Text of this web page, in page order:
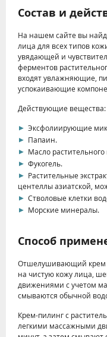
Состав и
На нашем сайте вы
лица для всех типов
увядающей и
ферментов
входят увлажняющие,
успокаивающие
Действующие вещества:
Эксфолиирующие
Папаин.
Масло
Фукогель.
Растительные
центеллы азиатской,
Стволовые клетки
Морские минералы.
Способ
Отшелушивающий крем
на чистую кожу лица,
движениями с учетом
смываются обычной
Крем-пилинг с
легкими массажными